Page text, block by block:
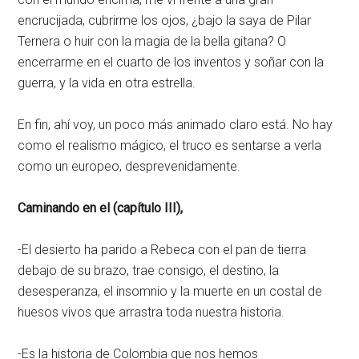
encrucijada, cubrirme los ojos, ¿bajo la saya de Pilar
Ternera o huir con la magia de la bella gitana? O
encerrarme en el cuarto de los inventos y soñar con la
guerra, y la vida en otra estrella.
En fin, ahí voy, un poco más animado claro está. No hay
como el realismo mágico, el truco es sentarse a verla
como un europeo, desprevenidamente.
Caminando en el (capítulo III),
-El desierto ha parido a Rebeca con el pan de tierra
debajo de su brazo, trae consigo, el destino, la
desesperanza, el insomnio y la muerte en un costal de
huesos vivos que arrastra toda nuestra historia.
-Es la historia de Colombia que nos hemos